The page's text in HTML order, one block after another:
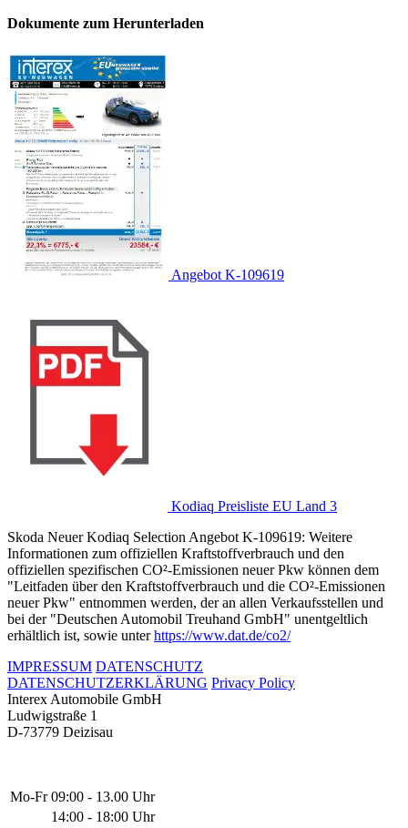
Dokumente zum Herunterladen
Angebot K-109619
Kodiaq Preisliste EU Land 3
Skoda Neuer Kodiaq Selection Angebot K-109619: Weitere
Informationen zum offiziellen Kraftstoffverbrauch und den
offiziellen spezifischen CO²-Emissionen neuer Pkw können dem
"Leitfaden über den Kraftstoffverbrauch und die CO²-Emissionen
neuer Pkw" entnommen werden, der an allen Verkaufsstellen und
bei der "Deutschen Automobil Treuhand GmbH" unentgeltlich
erhältlich ist, sowie unterhttps://www.dat.de/co2/
IMPRESSUM DATENSCHUTZ
DATENSCHUTZERKLÄRUNG Privacy Policy
Interex Automobile GmbH
Ludwigstraße 1
D-73779 Deizisau
Mo-Fr 09:00 - 13.00 Uhr
14:00 - 18:00 Uhr